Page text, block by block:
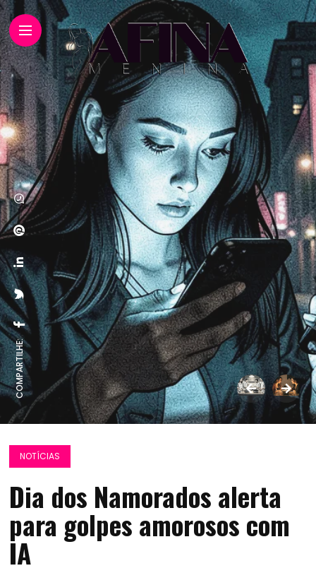
COMPARTILHE:
NOTÍCIAS
Dia dos Namorados alerta
para golpes amorosos com
IA